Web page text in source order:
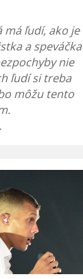
má ľudí, ako je
a speváčka
nie
ľudí si treba
môžu tento